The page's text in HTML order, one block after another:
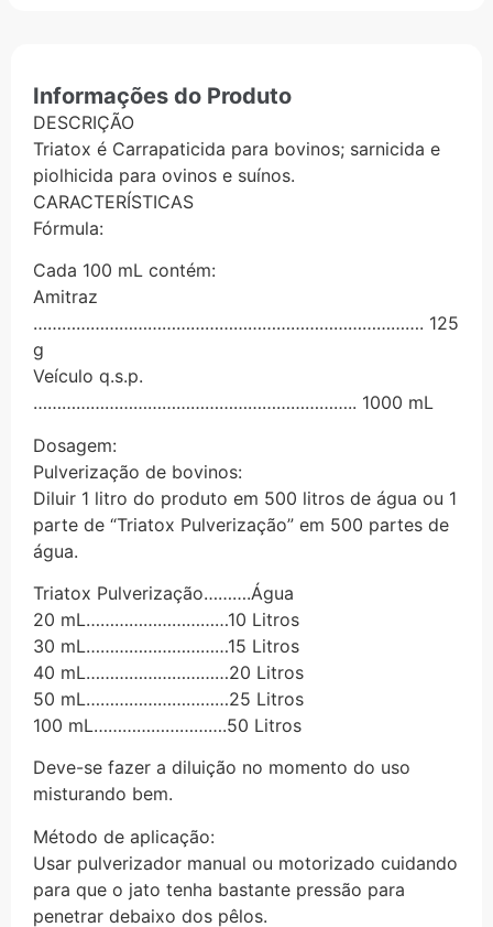
Informações do Produto
DESCRIÇÃO
Triatox é Carrapaticida para bovinos; sarnicida e
piolhicida para ovinos e suínos.
CARACTERÍSTICAS
Fórmula:
Cada 100 mL contém:
Amitraz
………………………………………………………………………. 125
g
Veículo q.s.p.
………………………………………………………….. 1000 mL
Dosagem:
Pulverização de bovinos:
Diluir 1 litro do produto em 500 litros de água ou 1
parte de “Triatox Pulverização” em 500 partes de
água.
Triatox Pulverização……….Água
20 mL…………………………10 Litros
30 mL…………………………15 Litros
40 mL…………………………20 Litros
50 mL…………………………25 Litros
100 mL……………………….50 Litros
Deve-se fazer a diluição no momento do uso
misturando bem.
Método de aplicação:
Usar pulverizador manual ou motorizado cuidando
para que o jato tenha bastante pressão para
penetrar debaixo dos pêlos.